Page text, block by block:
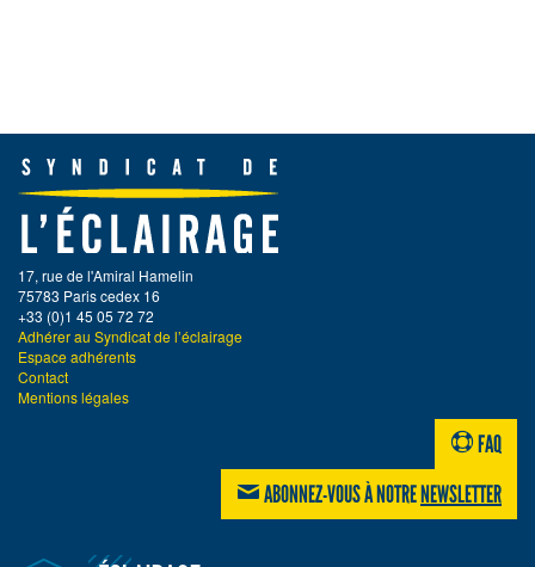
17, rue de l'Amiral Hamelin
75783 Paris cedex 16
+33 (0)1 45 05 72 72
Adhérer au Syndicat de l’éclairage
Espace adhérents
Contact
Mentions légales
FAQ
ABONNEZ-VOUS À NOTRENEWSLETTER